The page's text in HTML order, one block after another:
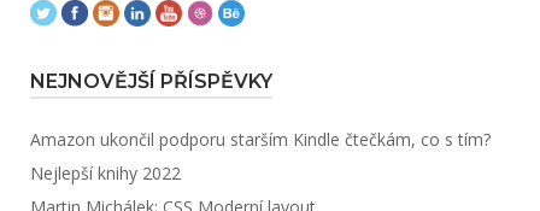
NEJNOVĚJŠÍ PŘÍSPĚVKY
Amazon ukončil podporu starším Kindle čtečkám, co s tím?
Nejlepší knihy 2022